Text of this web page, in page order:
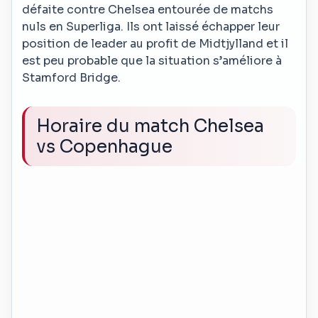
défaite contre Chelsea entourée de matchs
nuls en Superliga. Ils ont laissé échapper leur
position de leader au profit de Midtjylland et il
est peu probable que la situation s’améliore à
Stamford Bridge.
Horaire du match Chelsea
vs Copenhague